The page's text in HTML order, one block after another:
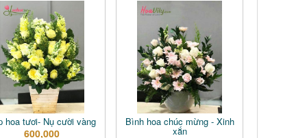
hoa tươi- Nụ cười vàng
600,000
Bình hoa chúc mừng - Xinh
xắn